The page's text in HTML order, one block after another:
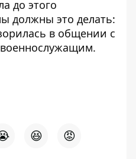
до этого
должны это делать:
в общении с
😆 😡